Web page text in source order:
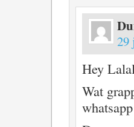
29
Hey
Wat